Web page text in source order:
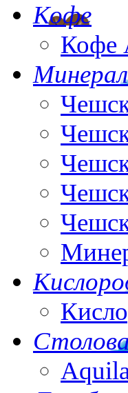
Кофе
Кофе